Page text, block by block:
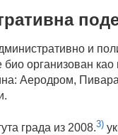
и
био организован као
Аеродром,
града из 2008.3)